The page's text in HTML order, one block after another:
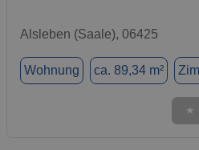
Alsleben (Saale), 06425
Wohnung ca. 89,34 m²
★